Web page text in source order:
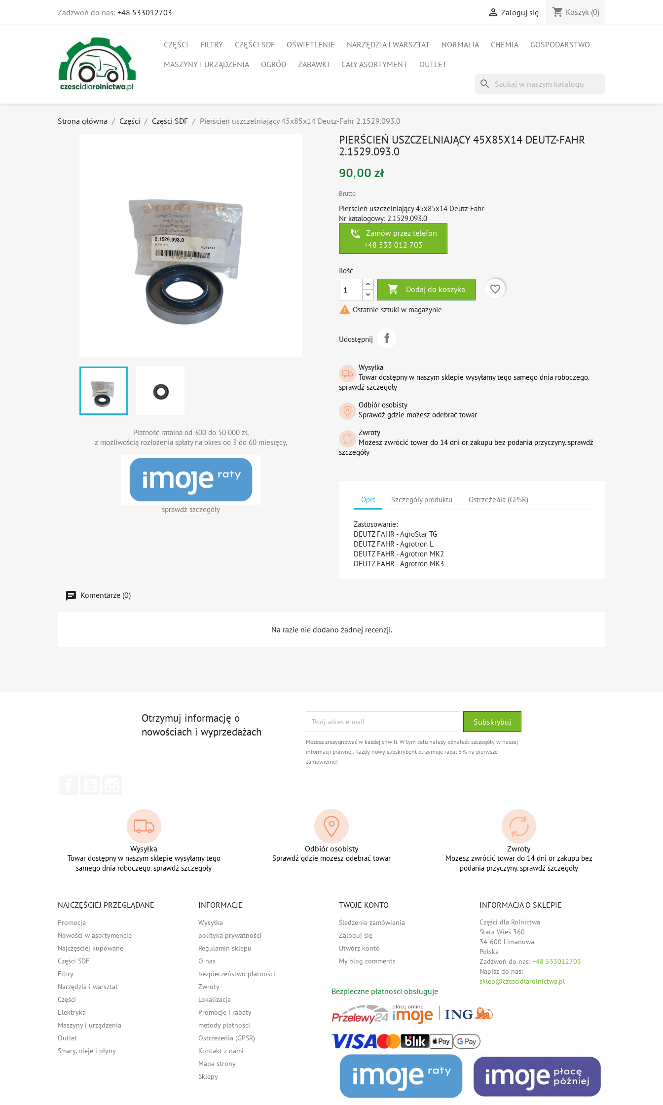
Zadzwoń do nas: +48 533012703  Zaloguj się shopping_cart Koszyk (0)
CZĘŚCI FILTRY CZĘŚCI SDF OŚWIETLENIE NARZĘDZIA I WARSZTAT NORMALIA CHEMIA
GOSPODARSTWO
MASZYNY I URZĄDZENIA
OGRÓD ZABAWKI CAŁY ASORTYMENT OUTLET
search
Strona główna Części Części SDF Pierścień uszczelniający 45x85x14 Deutz-Fahr 2.1529.093.0
Płatność ratalna od 300 do 50 000 zł,
z możliwością rozłożenia spłaty na okres od 3 do 60 miesięcy.
sprawdź szczegóły
PIERŚCIEŃ USZCZELNIAJĄCY 45X85X14 DEUTZ-FAHR
2.1529.093.0
90,00 zł
Brutto
Pierścień uszczelniający 45x85x14 Deutz-Fahr
Nr katalogowy: 2.1529.093.0
phone_callback
Zamów przez telefon
+48 533 012 703
Ilość
 Dodaj do koszyka
favorite_border
 Ostatnie sztuki w magazynie
Udostępnij
Wysyłka
Towar dostępny w naszym sklepie wysyłamy tego samego dnia roboczego.
sprawdź szczegoły
Odbiór osobisty
Sprawdź gdzie możesz odebrać towar
Zwroty
Możesz zwrócić towar do 14 dni or zakupu bez podania przyczyny. sprawdź
szczegóły
Opis Szczegóły produktu Ostrzeżeńia (GPSR)
Zastosowanie:
DEUTZ FAHR - AgroStar TG
DEUTZ FAHR - Agrotron L
DEUTZ FAHR - Agrotron MK2
DEUTZ FAHR - Agrotron MK3
Komentarze (0)
Na razie nie dodano żadnej recenzji.
Otrzymuj informację o
nowościach i wyprzedażach
Możesz zrezygnować w każdej chwili. W tym celu należy odnaleźć szczegóły w naszej
informacji prawnej. Każdy nowy subskrybent otrzymuje rabat 5% na pierwsze
zamówienie!
Wysyłka
Towar dostępny w naszym sklepie wysyłamy tego
samego dnia roboczego. sprawdź szczegoły
Odbiór osobisty
Sprawdź gdzie możesz odebrać towar
Zwroty
Możesz zwrócić towar do 14 dni or zakupu bez
podania przyczyny. sprawdź szczegóły
NAJCZĘŚCIEJ PRZEGLĄDANE
Promocje
Nowości w asortymencie
Najczęściej kupowane
Części SDF
Filtry
Narzędzia i warsztat
Części
Elektryka
Maszyny i urządzenia
Outlet
Smary, oleje i płyny
INFORMACJE
Wysyłka
polityka prywatności
Regulamin sklepu
O nas
bezpieczeństwo płatności
Zwroty
Lokalizacja
Promocje i rabaty
metody płatności
Ostrzeżeńia (GPSR)
Kontakt z nami
Mapa strony
Sklepy
TWOJE KONTO
Śledzenie zamówienia
Zaloguj się
Utwórz konto
My blog comments
INFORMACJA O SKLEPIE
Części dla Rolnictwa
Stara Wieś 360
34-600 Limanowa
Polska
Zadzwoń do nas: +48 533012703
Napisz do nas:
sklep@czescidlarolnictwa.pl
Bezpieczne płatności obsługuje